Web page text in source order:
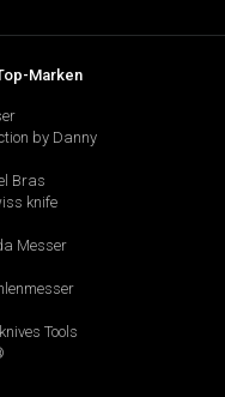
Marken
by Danny
Bras
knife
Messer
Tools